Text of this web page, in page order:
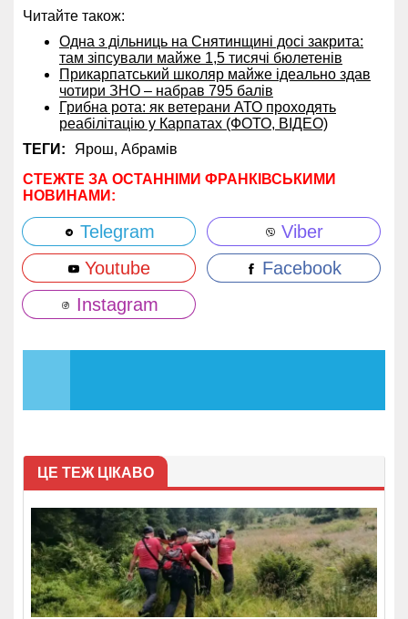
Читайте також:
Одна з дільниць на Снятинщині досі закрита:
там зіпсували майже 1,5 тисячі бюлетенів
Прикарпатський школяр майже ідеально здав
чотири ЗНО – набрав 795 балів
Грибна рота: як ветерани АТО проходять
реабілітацію у Карпатах (ФОТО, ВІДЕО)
ТЕГИ:
Ярош, Абрамів
СТЕЖТЕ ЗА ОСТАННІМИ ФРАНКІВСЬКИМИ
НОВИНАМИ:
Telegram
Viber
Youtube
Facebook
Instagram
ЦЕ ТЕЖ ЦІКАВО